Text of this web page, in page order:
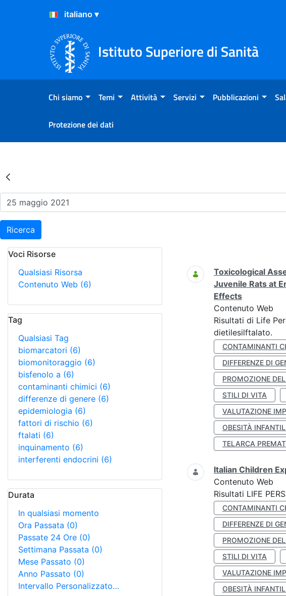
Salta al Contenuto
Salta al Footer
Istituto Superiore di Sanità
Chi siamo Temi Attività Servizi Pubblicazioni
Protezione dei dati
Risultati della Ricerca - Eventi
Ricerca
Voci Risorse
Qualsiasi Risorsa
Contenuto Web (6)
Tag
Qualsiasi Tag
biomarcatori (6)
biomonitoraggio (6)
bisfenolo a (6)
contaminanti chimici (6)
differenze di genere (6)
epidemiologia (6)
fattori di rischio (6)
ftalati (6)
inquinamento (6)
interferenti endocrini (6)
Durata
In qualsiasi momento
Ora Passata (0)
Passate 24 Ore (0)
Settimana Passata (0)
Mese Passato (0)
Anno Passato (0)
Intervallo Personalizzato…
Ricerca
Toxicological
Juvenile Rats at
Effects
Contenuto Web
Risultati di Life
dietilesilftalato.
CONTAMINANTI
DIFFERENZE DI
PROMOZIONE
STILI DI VITA
VALUTAZIONE
OBESITÀ
TELARCA
Italian Children
Contenuto Web
Risultati LIFE
CONTAMINANTI
DIFFERENZE DI
PROMOZIONE
STILI DI VITA
VALUTAZIONE
OBESITÀ